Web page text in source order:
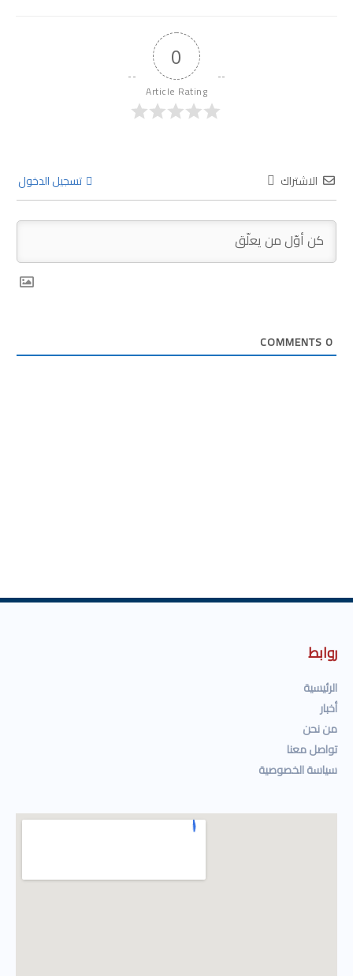
0
Article Rating
الاشتراك تسجيل الدخول
0
روابط
الرئيسية
أخبار
من نحن
تواصل معنا
سياسة الخصوصية